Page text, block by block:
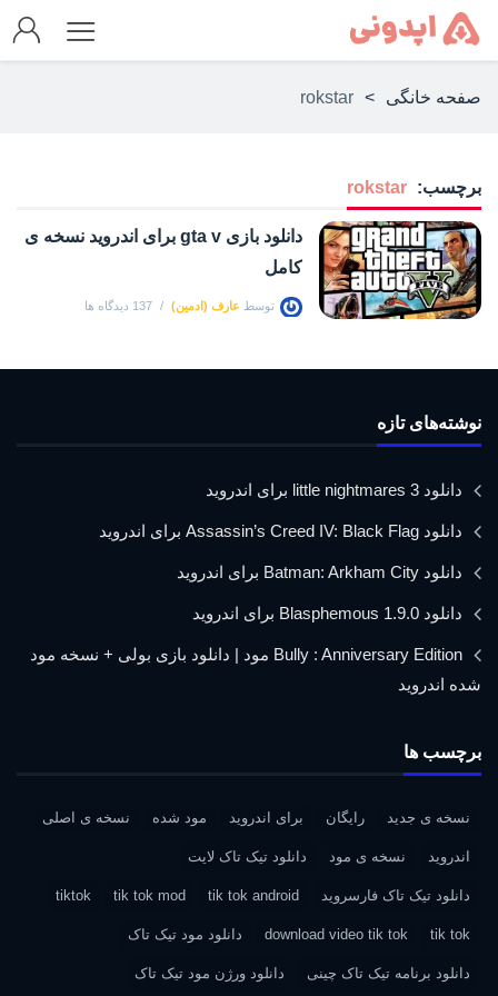
صفحه خانگی >
rokstar
برچسب: rokstar
دانلود بازی gta v برای اندروید نسخه ی
کامل
توسط عارف (ادمین) 137 دیدگاه ها
نوشته‌های تازه
دانلود little nightmares 3 برای اندروید
دانلود Assassin’s Creed IV: Black Flag برای اندروید
دانلود Batman: Arkham City برای اندروید
دانلود Blasphemous 1.9.0 برای اندروید
Bully : Anniversary Edition مود | دانلود بازی بولی + نسخه مود
شده اندروید
برچسب ها
نسخه ی جدید رایگان برای اندروید مود شده نسخه ی اصلی
اندروید نسخه ی مود دانلود تیک تاک لایت
دانلود تیک تاک فارسروید tik tok android
tik tok mod
tiktok
tik tok
download video tik tok دانلود مود تیک تاک
دانلود برنامه تیک تاک چینی دانلود ورژن مود تیک تاک